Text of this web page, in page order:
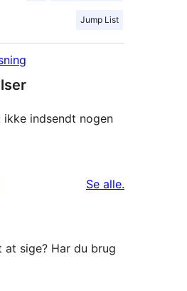
Jump List
ikke indsendt nogen
Se alleanmeldelser
.
at sige? Har du brug